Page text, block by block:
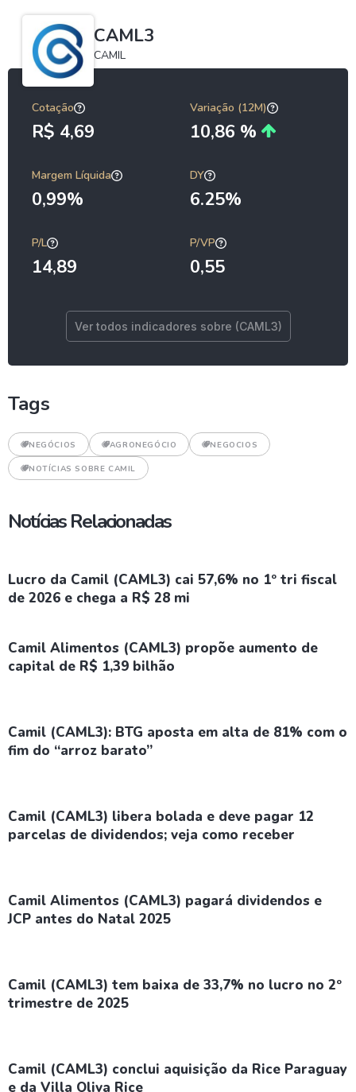
CAML3
CAMIL
Cotação
R$ 4,69
Variação (12M)
10,86 %
Margem Líquida
0,99%
DY
6.25%
P/L
14,89
P/VP
0,55
Ver todos indicadores sobre (CAML3)
Tags
NEGÓCIOS AGRONEGÓCIO NEGOCIOS
NOTÍCIAS SOBRE CAMIL
Notícias Relacionadas
Lucro da Camil (CAML3) cai 57,6% no 1º tri fiscal
de 2026 e chega a R$ 28 mi
Camil Alimentos (CAML3) propõe aumento de
capital de R$ 1,39 bilhão
Camil (CAML3): BTG aposta em alta de 81% com o
fim do “arroz barato”
Camil (CAML3) libera bolada e deve pagar 12
parcelas de dividendos; veja como receber
Camil Alimentos (CAML3) pagará dividendos e
JCP antes do Natal 2025
Camil (CAML3) tem baixa de 33,7% no lucro no 2º
trimestre de 2025
Camil (CAML3) conclui aquisição da Rice Paraguay
e da Villa Oliva Rice